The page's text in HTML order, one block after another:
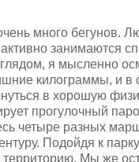
много бегунов.
занимаются
я мысленно
килограммы, и в
в хорошую
прогулочный
четыре разных
Подойдя к
территорию. Мы же